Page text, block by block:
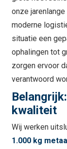
onze
moderne
situatie een
ophalingen tot
zorgen ervoor
verantwoord
kwaliteit
Wij werken
1.000 kg metaal